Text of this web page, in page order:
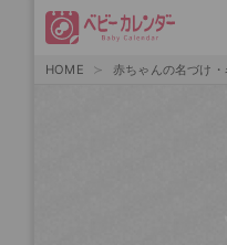
HOME 赤ちゃんの名づけ